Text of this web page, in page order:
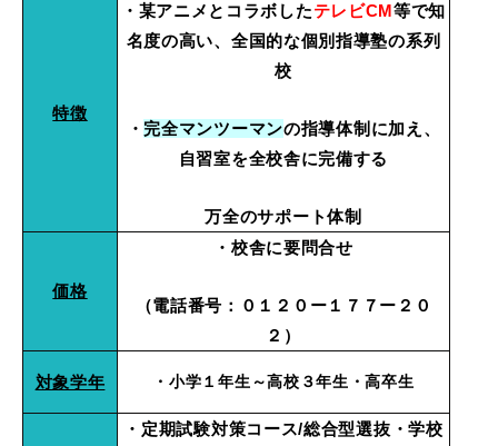
特徴
・某アニメとコラボしたテレビCM等で知
名度の高い、全国的な個別指導塾の系列
校
・ 完全マンツーマンの指導体制に加え、
自習室を全校舎に完備する
万全のサポート体制
価格
・校舎に要問合せ
（電話番号：０１２０ー１７７ー２０
２）
対象学年 ・小学１年生～高校３年生・高卒生
・定期試験対策コース/総合型選抜・学校